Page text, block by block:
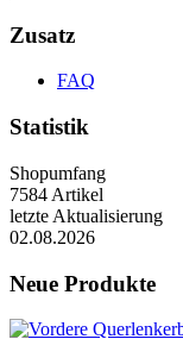
Zusatz
FAQ
Statistik
Shopumfang
7584 Artikel
letzte Aktualisierung
02.08.2026
Neue Produkte